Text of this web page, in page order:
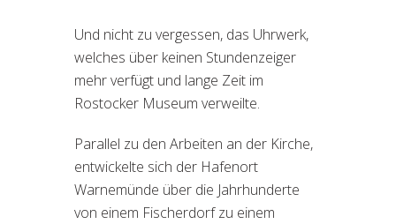
Und nicht zu vergessen, das Uhrwerk,
welches über keinen Stundenzeiger
mehr verfügt und lange Zeit im
Rostocker Museum verweilte.
Parallel zu den Arbeiten an der Kirche,
entwickelte sich der Hafenort
Warnemünde über die Jahrhunderte
von einem Fischerdorf zu einem